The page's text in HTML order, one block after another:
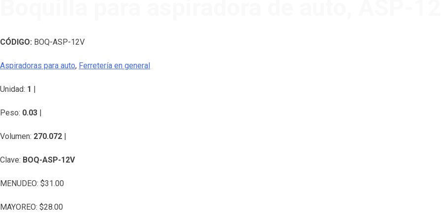
CÓDIGO: BOQ-ASP-12V
Aspiradoras para auto, Ferretería en general
Unidad: 1
Peso: 0.03
Volumen: 270.072
Clave: BOQ-ASP-12V
MENUDEO: $31.00
MAYOREO: $28.00